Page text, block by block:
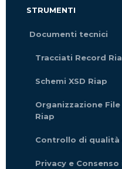
STRUMENTI
Documenti tecnici
Tracciati Record
Schemi XSD Riap
Organizzazione
Riap
Controllo di qualità
Privacy e